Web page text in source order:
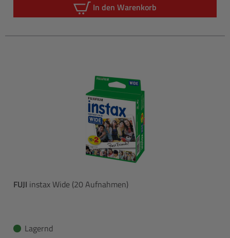
In den Warenkorb
FUJI instax Wide (20 Aufnahmen)
Lagernd